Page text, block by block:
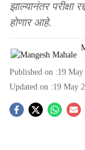
झाल्यानंतर परीक्षा
होणार आहे.
Published on :19
Updated on :19 May
S